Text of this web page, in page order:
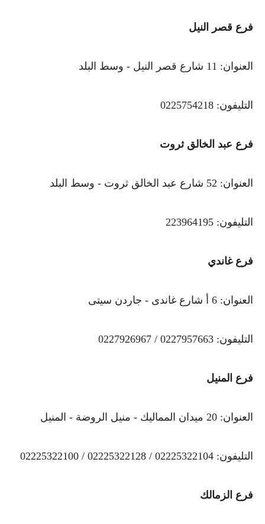
فرع قصر النيل
العنوان: 11 شارع قصر النيل - وسط البلد
التليفون: 0225754218
فرع عبد الخالق ثروت
العنوان: 52 شارع عبد الخالق ثروت - وسط البلد
التليفون: 223964195
فرع غاندي
العنوان: 6 أ شارع غاندى - جاردن سيتى
التليفون: 0227957663 / 0227926967
فرع المنيل
العنوان: 20 ميدان المماليك - منيل الروضة - المنيل
التليفون: 02225322104 / 02225322128 / 02225322100
فرع الزمالك